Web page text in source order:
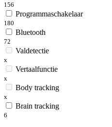
156
Programmaschakelaar
180
Bluetooth
72
Valdetectie
x
Vertaalfunctie
x
Body tracking
x
Brain tracking
6